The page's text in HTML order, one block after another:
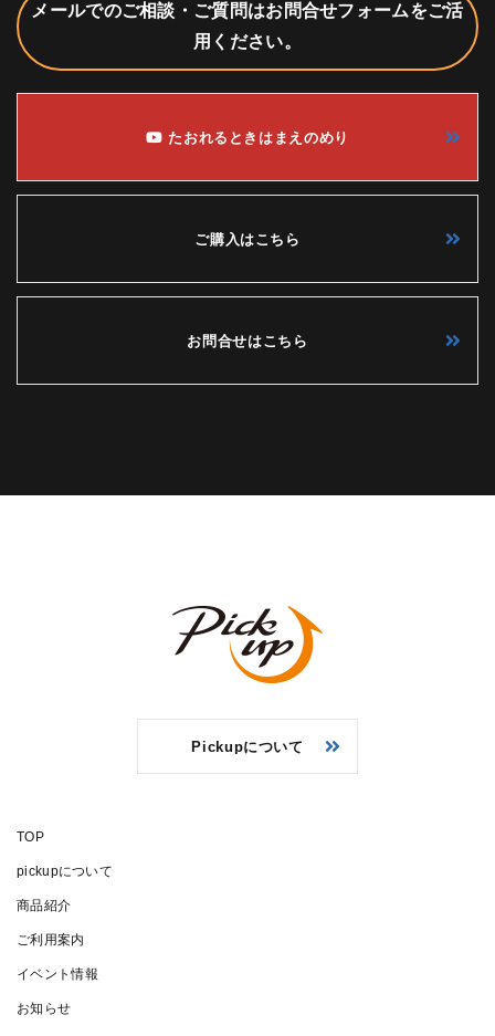
メールでのご相談・ご質問はお問合せフォームをご活
用ください。
たおれるときはまえのめり
ご購入はこちら
お問合せはこちら
Pickupについて
TOP
pickupについて
商品紹介
ご利用案内
イベント情報
お知らせ